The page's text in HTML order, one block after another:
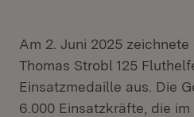
Am 2. Juni 2025
Thomas Strobl 125
Einsatzmedaille aus. Die
6.000 Einsatzkräfte, die